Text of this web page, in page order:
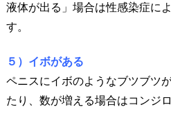
液体が出る」場合は性感染症に
す。
５）イボがある
ペニスにイボのようなブツブツ
たり、数が増える場合はコンジ